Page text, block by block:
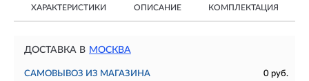
ХАРАКТЕРИСТИКИ ОПИСАНИЕ КОМПЛЕКТАЦИЯ
ДОСТАВКА В МОСКВА
САМОВЫВОЗ ИЗ МАГАЗИНА
0 руб.